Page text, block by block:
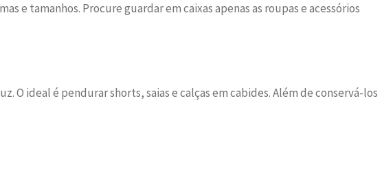
e tamanhos. Procure guardar em caixas apenas as roupas e acessórios
ideal é pendurar shorts, saias e calças em cabides. Além de conservá-los